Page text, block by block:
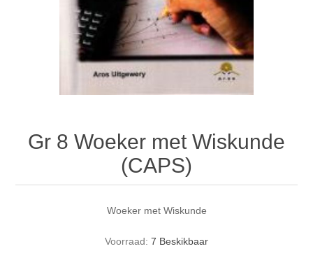
Gr 8 Woeker met Wiskunde
(CAPS)
Woeker met Wiskunde
Voorraad: 7 Beskikbaar